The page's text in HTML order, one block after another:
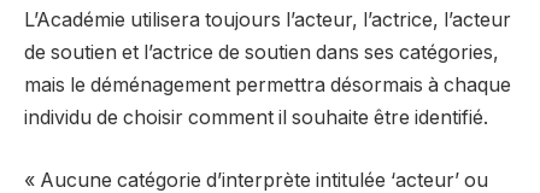
L’Académie utilisera toujours l’acteur, l’actrice, l’acteur
de soutien et l’actrice de soutien dans ses catégories,
mais le déménagement permettra désormais à chaque
individu de choisir comment il souhaite être identifié.
« Aucune catégorie d’interprète intitulée ‘acteur’ ou